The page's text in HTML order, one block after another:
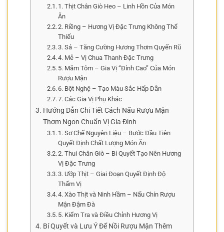
1. Thịt Chân Giò Heo – Linh Hồn Của Món
Ăn
2. Riềng – Hương Vị Đặc Trưng Không Thể
Thiếu
3. Sả – Tăng Cường Hương Thơm Quyến Rũ
4. Mẻ – Vị Chua Thanh Đặc Trưng
5. Mắm Tôm – Gia Vị “Đỉnh Cao” Của Món
Rượu Mận
6. Bột Nghệ – Tạo Màu Sắc Hấp Dẫn
7. Các Gia Vị Phụ Khác
Hướng Dẫn Chi Tiết Cách Nấu Rượu Mận
Thơm Ngon Chuẩn Vị Gia Đình
1. Sơ Chế Nguyên Liệu – Bước Đầu Tiên
Quyết Định Chất Lượng Món Ăn
2. Thui Chân Giò – Bí Quyết Tạo Nên Hương
Vị Đặc Trưng
3. Ướp Thịt – Giai Đoạn Quyết Định Độ
Thấm Vị
4. Xào Thịt và Ninh Hầm – Nấu Chín Rượu
Mận Đậm Đà
5. Kiểm Tra và Điều Chỉnh Hương Vị
Bí Quyết và Lưu Ý Để Nồi Rượu Mận Thêm